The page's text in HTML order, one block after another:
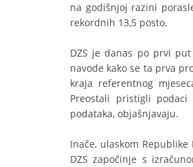
na godišnjoj razini
rekordnih 13,5 posto.
DZS je danas po prvi
navode kako se ta prva
kraja referentnog
Preostali pristigli
podataka, objašnjavaju.
Inače, ulaskom
DZS započinje s